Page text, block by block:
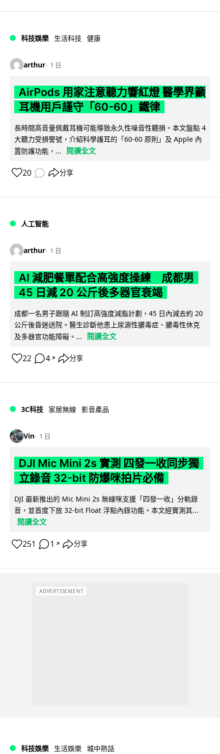
科技娛樂 生活科技 健康
arthur 1 日
AirPods 用家注意聽力響紅燈 醫學界籲
耳機用戶謹守「60-60」鐵律
長時間高音量佩戴耳機可能導致永久性噪音性聽損。本文盤點 4
大聽力受損警號，介紹科學護耳的「60-60 原則」及 Apple 內
置防護功能，...
閱讀全文
20 分享
人工智能
arthur 1 日
AI 減肥餐單配合高強度操練 成都男
45 日減 20 公斤後多器官衰竭
成都一名男子跟隨 AI 制訂高強度減脂計劃，45 日內減去約 20
公斤後昏迷送院。醫生診斷他患上尿源性膿毒症、膿毒性休克
及多器官功能障礙。...
閱讀全文
22 4 ↗ 分享
3C科技 家居無線 影音產品
Vin 1 日
DJI Mic Mini 2s 實測 四發一收同步獨
立錄音 32-bit 防爆咪拍片必備
DJI 最新推出的 Mic Mini 2s 無線咪支援「四發一收」分軌錄
音，並首度下放 32-bit Float 浮點內錄功能。本文經實測其...
閱讀全文
251 1 ↗ 分享
ADVERTISEMENT
科技娛樂 生活娛樂 城中熱話